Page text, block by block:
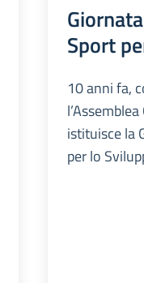
Sport
10 anni fa,
istituisce la
per lo